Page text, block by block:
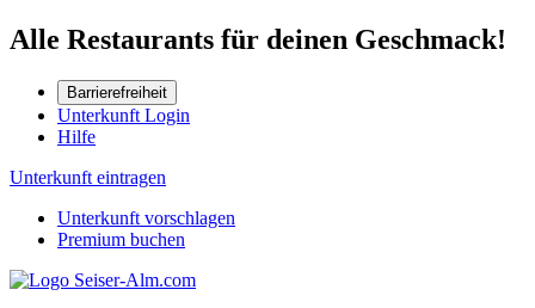
Alle Restaurants für deinen Geschmack!
Barrierefreiheit
Unterkunft Login
Hilfe
Unterkunft eintragen
Unterkunft vorschlagen
Premium buchen